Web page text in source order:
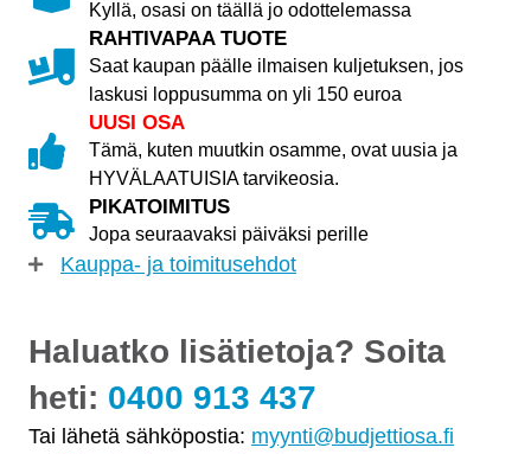
Kyllä, osasi on täällä jo odottelemassa
RAHTIVAPAA TUOTE
Saat kaupan päälle ilmaisen kuljetuksen, jos
laskusi loppusumma on yli 150 euroa
UUSI OSA
Tämä, kuten muutkin osamme, ovat uusia ja
HYVÄLAATUISIA tarvikeosia.
PIKATOIMITUS
Jopa seuraavaksi päiväksi perille
Kauppa- ja toimitusehdot
Haluatko lisätietoja? Soita
heti: 0400 913 437
Tai lähetä sähköpostia: myynti@budjettiosa.fi